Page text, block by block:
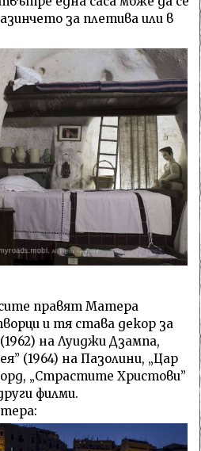
за плетива или в
правят Матера
и тя става декор за
на Луиджи Дзампа,
(1964) на Пазолини, „Цар
„Страстите Христови”
филми.